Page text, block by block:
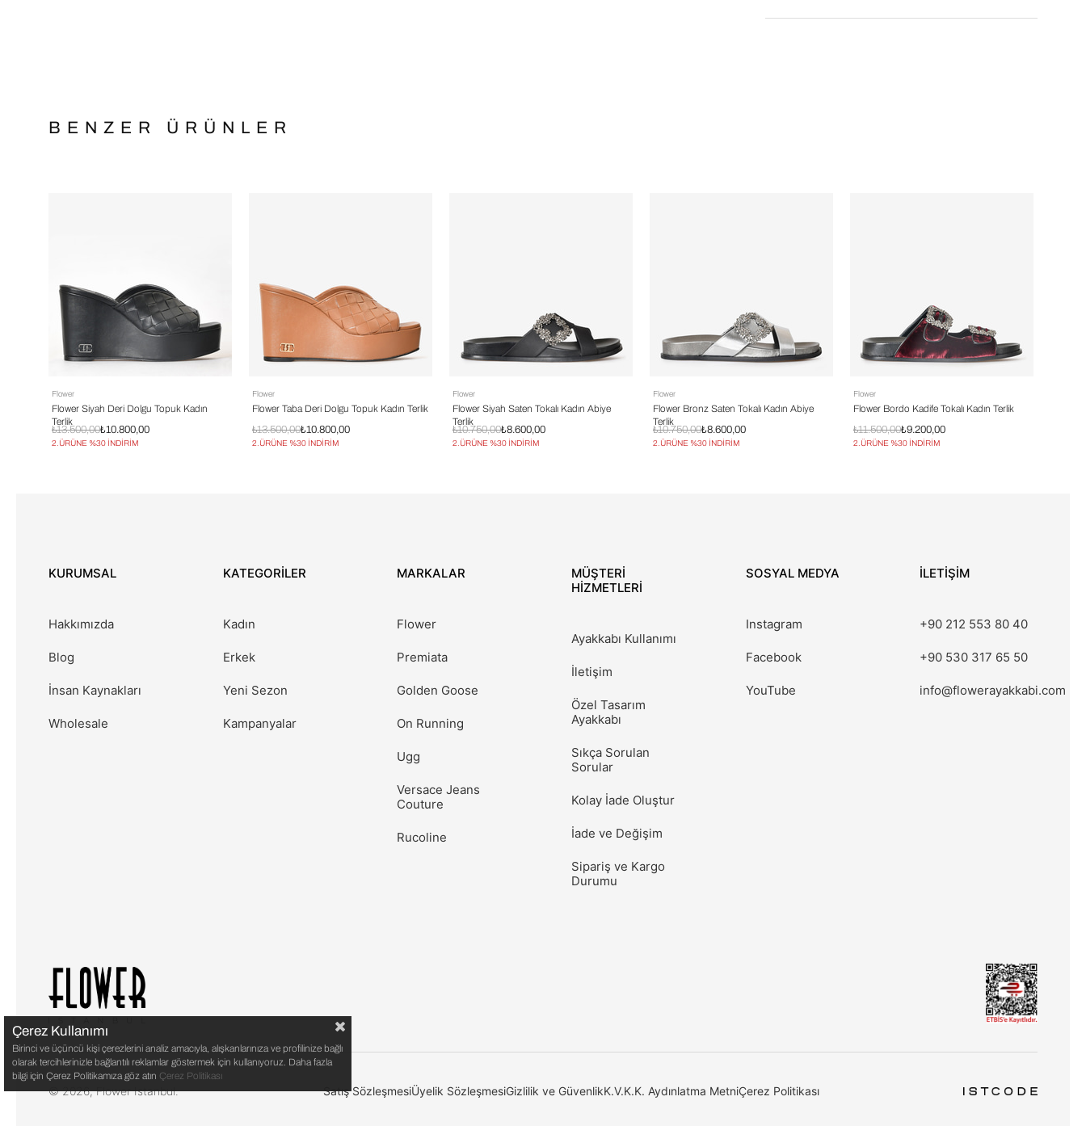
BENZER ÜRÜNLER
Flower
Flower Siyah Deri Dolgu Topuk Kadın
Terlik
₺10.800,00
₺13.500,00
2.ÜRÜNE %30 İNDİRİM
Flower
Flower Taba Deri Dolgu Topuk Kadın Terlik
₺10.800,00
₺13.500,00
2.ÜRÜNE %30 İNDİRİM
Flower
Flower Siyah Saten Tokalı Kadın Abiye
Terlik
₺8.600,00
₺10.750,00
2.ÜRÜNE %30 İNDİRİM
Flower
Flower Bronz Saten Tokalı Kadın Abiye
Terlik
₺8.600,00
₺10.750,00
2.ÜRÜNE %30 İNDİRİM
Flower
Flower Bordo Kadife Tokalı Kadın Terlik
₺9.200,00
₺11.500,00
2.ÜRÜNE %30 İNDİRİM
KURUMSAL
Hakkımızda
Blog
İnsan Kaynakları
Wholesale
KATEGORİLER
Kadın
Erkek
Yeni Sezon
Kampanyalar
MARKALAR
Flower
Premiata
Golden Goose
On Running
Ugg
Versace Jeans
Couture
Rucoline
MÜŞTERİ
HİZMETLERİ
Ayakkabı Kullanımı
İletişim
Özel Tasarım
Ayakkabı
Sıkça Sorulan
Sorular
Kolay İade Oluştur
İade ve Değişim
Sipariş ve Kargo
Durumu
SOSYAL MEDYA
Instagram
Facebook
YouTube
İLETİŞİM
+90 212 553 80 40
+90 530 317 65 50
info@flowerayakkabi.com
© 2026, Flower Istanbul. Satış SözleşmesiÜyelik SözleşmesiGizlilik ve GüvenlikK.V.K.K. Aydınlatma MetniÇerez Politikası
Çerez Kullanımı
Birinci ve üçüncü kişi çerezlerini analiz amacıyla, alışkanlarınıza ve profilinize bağlı
olarak tercihlerinizle bağlantılı reklamlar göstermek için kullanıyoruz. Daha fazla
bilgi için Çerez Politikamıza göz atın Çerez Politikası